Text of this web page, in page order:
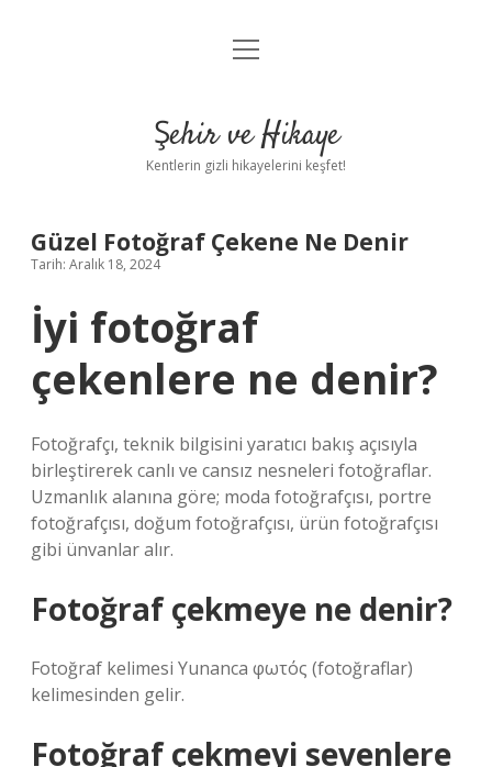
Anasayfa
Yasal Uyarı
menüyü
Şehir ve Hikaye
Kentlerin gizli hikayelerini keşfet!
Güzel Fotoğraf Çekene Ne Denir
Tarih: Aralık 18, 2024
İyi fotoğraf
çekenlere ne denir?
Fotoğrafçı, teknik bilgisini yaratıcı bakış açısıyla
birleştirerek canlı ve cansız nesneleri fotoğraflar.
Uzmanlık alanına göre; moda fotoğrafçısı, portre
fotoğrafçısı, doğum fotoğrafçısı, ürün fotoğrafçısı
gibi ünvanlar alır.
Fotoğraf çekmeye ne denir?
Fotoğraf kelimesi Yunanca φωτός (fotoğraflar)
kelimesinden gelir.
Fotoğraf çekmeyi sevenlere